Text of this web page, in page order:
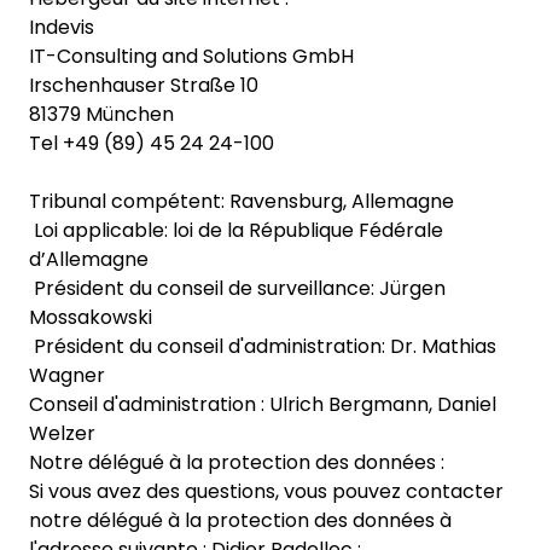
Indevis
IT-Consulting and Solutions GmbH
Irschenhauser Straße 10
81379 München
Tel +49 (89) 45 24 24-100
Tribunal compétent: Ravensburg, Allemagne
Loi applicable: loi de la République Fédérale
d’Allemagne
Président du conseil de surveillance: Jürgen
Mossakowski
Président du conseil d'administration: Dr. Mathias
Wagner
Conseil d'administration : Ulrich Bergmann, Daniel
Welzer
Notre délégué à la protection des données :
Si vous avez des questions, vous pouvez contacter
notre délégué à la protection des données à